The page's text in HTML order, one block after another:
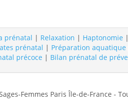
prénatal | Relaxation | Haptonomie |
prénatal | Préparation
précoce | Bilan prénatal de
Femmes Paris Île-de-France -